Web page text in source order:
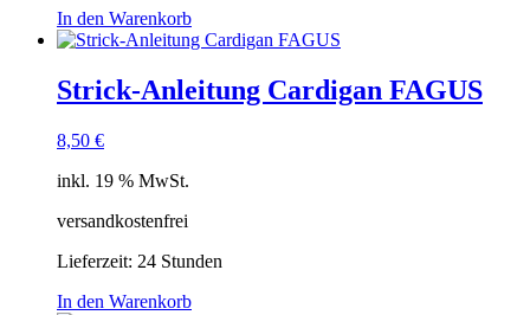
In den Warenkorb
Strick-Anleitung Cardigan FAGUS
8,50 €
inkl. 19 % MwSt.
versandkostenfrei
Lieferzeit: 24 Stunden
In den Warenkorb